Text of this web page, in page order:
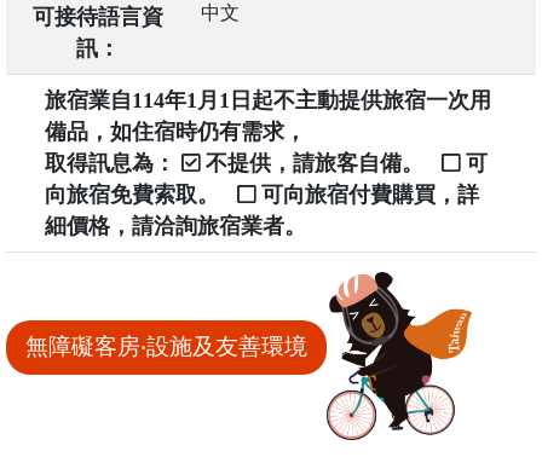
可接待語言資
訊：
中文
旅宿業自114年1月1日起不主動提供旅宿一次用
備品，如住宿時仍有需求，
取得訊息為：
不提供，請旅客自備。
可
向旅宿免費索取。
可向旅宿付費購買，詳
細價格，請洽詢旅宿業者。
無障礙客房‧設施及友善環境